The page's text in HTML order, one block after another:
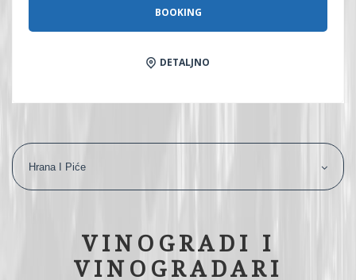
BOOKING
DETALJNO
Hrana I Piće
VINOGRADI I
VINOGRADARI